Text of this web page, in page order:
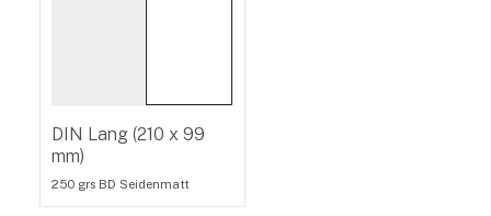
DIN Lang (210 x 99
mm)
250 grs BD Seidenmatt